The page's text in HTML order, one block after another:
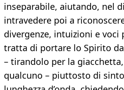
inseparabile, aiutando, nel
intravedere poi a
divergenze, intuizioni e voci
tratta di portare lo Spirito
– tirandolo per la
qualcuno – piuttosto di